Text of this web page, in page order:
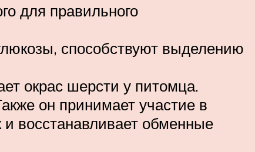
для правильного
способствуют выделению
окрас шерсти у питомца.
он принимает участие в
и восстанавливает обменные